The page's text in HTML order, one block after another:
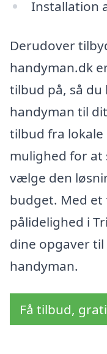
Installation
Derudover
handyman.dk
tilbud på, så du
handyman til
tilbud fra
mulighed for at
vælge den
budget. Med et
pålidelighed i
dine opgaver
handyman.
Få tilbud,